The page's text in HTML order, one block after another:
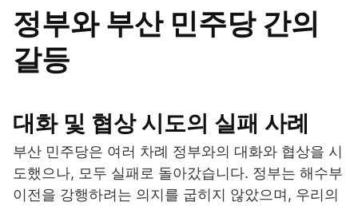
정부와 부산 민주당 간의
갈등
대화 및 협상 시도의 실패 사례
부산 민주당은 여러 차례 정부와의 대화와 협상을 시
도했으나, 모두 실패로 돌아갔습니다. 정부는 해수부
이전을 강행하려는 의지를 굽히지 않았으며, 우리의